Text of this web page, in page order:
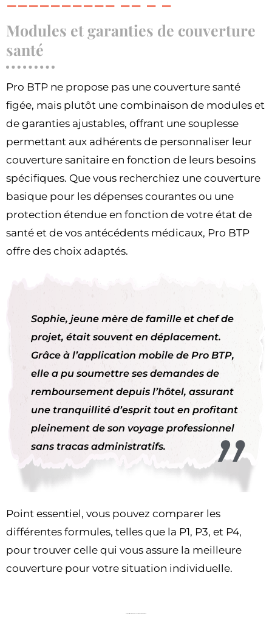
Modules et garanties de couverture
santé
Pro BTP ne propose pas une couverture santé
figée, mais plutôt une combinaison de modules et
de garanties ajustables, offrant une souplesse
permettant aux adhérents de personnaliser leur
couverture sanitaire en fonction de leurs besoins
spécifiques. Que vous recherchiez une couverture
basique pour les dépenses courantes ou une
protection étendue en fonction de votre état de
santé et de vos antécédents médicaux, Pro BTP
offre des choix adaptés.
Sophie, jeune mère de famille et chef de
projet, était souvent en déplacement.
Grâce à l’application mobile de Pro BTP,
elle a pu soumettre ses demandes de
remboursement depuis l’hôtel, assurant
une tranquillité d’esprit tout en profitant
pleinement de son voyage professionnel
sans tracas administratifs.
Point essentiel, vous pouvez comparer les
différentes formules, telles que la P1, P3, et P4,
pour trouver celle qui vous assure la meilleure
couverture pour votre situation individuelle.